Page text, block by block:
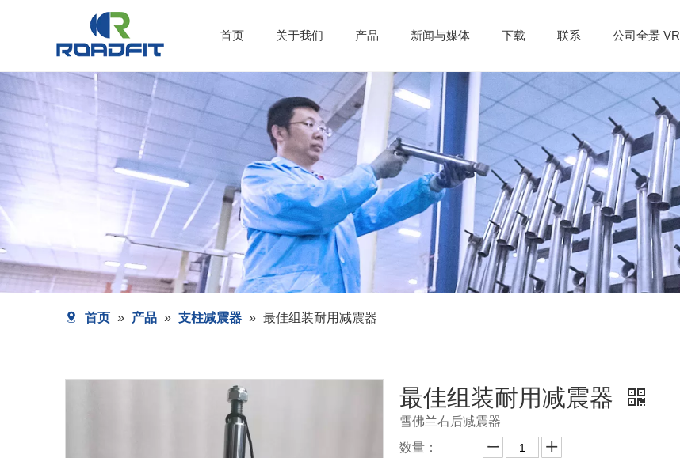
首页 关于我们 产品 新闻与媒体 下载 联系 公司全景 VR
首页 » 产品 » 支柱减震器 » 最佳组装耐用减震器
最佳组装耐用减震器
雪佛兰右后减震器
数量：